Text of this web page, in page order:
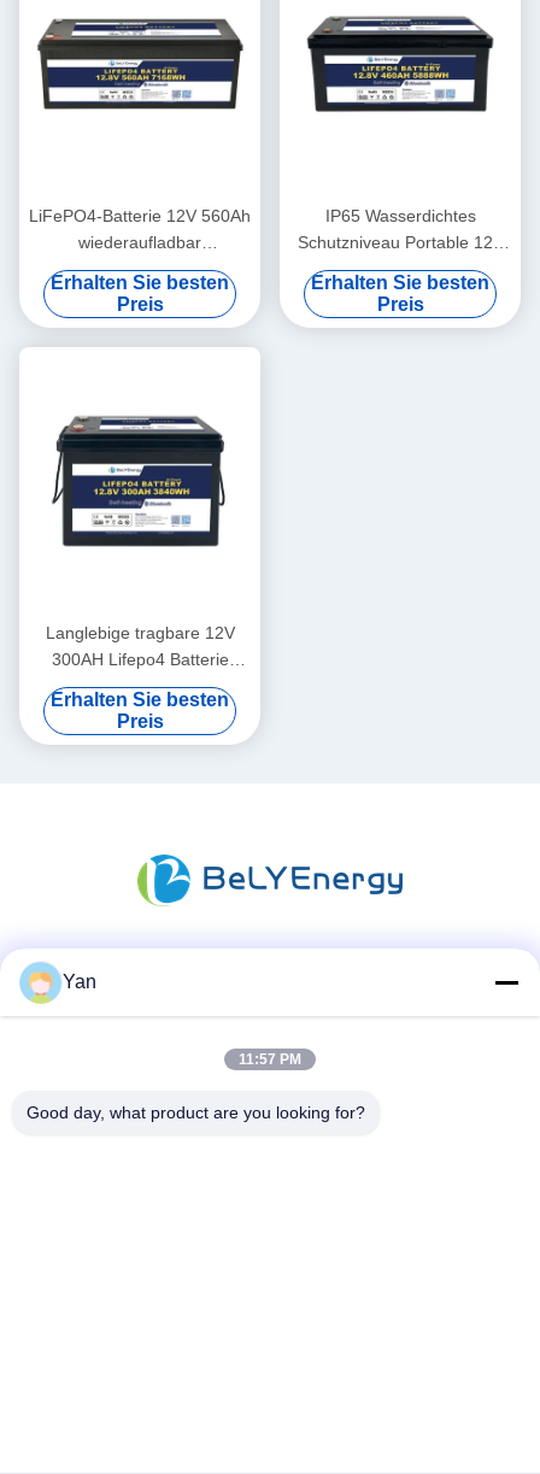
LiFePO4-Batterie 12V 560Ah
wiederaufladbar
Wirtschaftlich 5000 Zyklen
12v Lifepo4-Batteriepack
Erhalten Sie besten
Preis
IP65 Wasserdichtes
Schutzniveau Portable 12V
460Ah LiFePo4
Langlebigkeit Batterie für
Wohnmobil
Erhalten Sie besten
Preis
Langlebige tragbare 12V
300AH Lifepo4 Batterie
Neue Klasse A Zellen
Langlebigkeit
Erhalten Sie besten
Preis
Yan
11:57 PM
Good day, what product are you looking for?